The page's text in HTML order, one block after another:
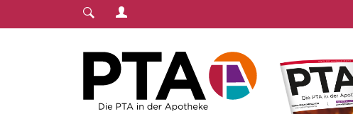
Login Menu